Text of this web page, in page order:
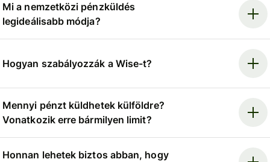
Mi a nemzetközi pénzküldés
legideálisabb módja?
Hogyan szabályozzák a Wise-t?
Mennyi pénzt küldhetek külföldre?
Vonatkozik erre bármilyen limit?
Honnan lehetek biztos abban, hogy